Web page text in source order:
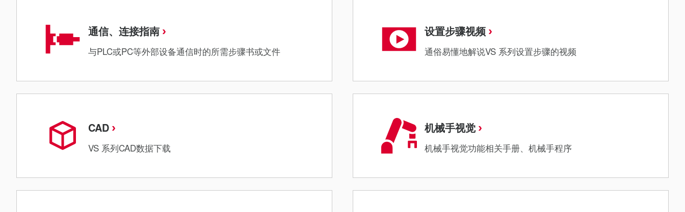
通信、连接指南
与PLC或PC等外部设备通信时的所需步骤书或文件
设置步骤视频
通俗易懂地解说VS 系列设置步骤的视频
CAD
VS 系列CAD数据下载
机械手视觉
机械手视觉功能相关手册、机械手程序